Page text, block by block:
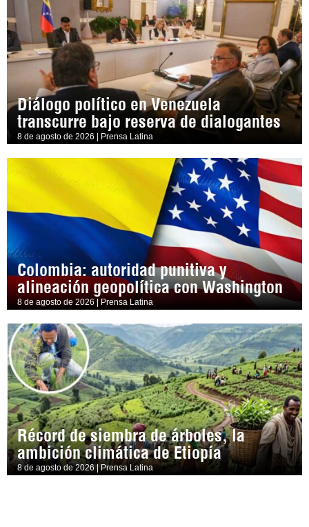
Diálogo político en Venezuela
transcurre bajo reserva de dialogantes
8 de agosto de 2026 | Prensa Latina
Colombia: autoridad punitiva y
alineación geopolítica con Washington
8 de agosto de 2026 | Prensa Latina
Récord de siembra de árboles, la
ambición climática de Etiopía
8 de agosto de 2026 | Prensa Latina